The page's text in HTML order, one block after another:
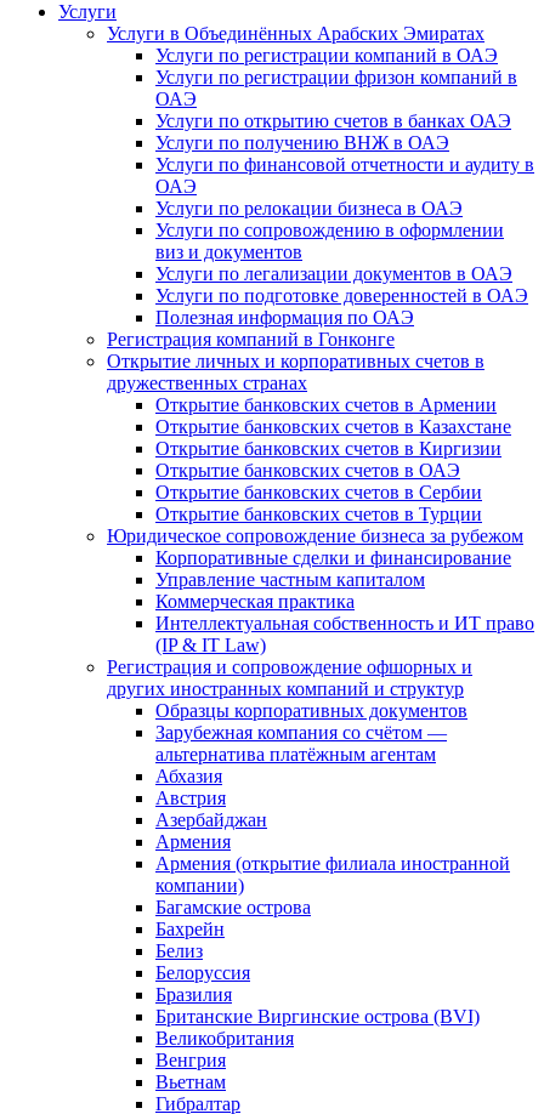
Услуги
Услуги в Объединённых Арабских Эмиратах
Услуги по регистрации компаний в ОАЭ
Услуги по регистрации фризон компаний в
ОАЭ
Услуги по открытию счетов в банках ОАЭ
Услуги по получению ВНЖ в ОАЭ
Услуги по финансовой отчетности и аудиту в
ОАЭ
Услуги по релокации бизнеса в ОАЭ
Услуги по сопровождению в оформлении
виз и документов
Услуги по легализации документов в ОАЭ
Услуги по подготовке доверенностей в ОАЭ
Полезная информация по ОАЭ
Регистрация компаний в Гонконге
Открытие личных и корпоративных счетов в
дружественных странах
Открытие банковских счетов в Армении
Открытие банковских счетов в Казахстане
Открытие банковских счетов в Киргизии
Открытие банковских счетов в ОАЭ
Открытие банковских счетов в Сербии
Открытие банковских счетов в Турции
Юридическое сопровождение бизнеса за рубежом
Корпоративные сделки и финансирование
Управление частным капиталом
Коммерческая практика
Интеллектуальная собственность и ИТ право
(IP & IT Law)
Регистрация и сопровождение офшорных и
других иностранных компаний и структур
Образцы корпоративных документов
Зарубежная компания со счётом —
альтернатива платёжным агентам
Абхазия
Австрия
Азербайджан
Армения
Армения (открытие филиала иностранной
компании)
Багамские острова
Бахрейн
Белиз
Белоруссия
Бразилия
Британские Виргинские острова (BVI)
Великобритания
Венгрия
Вьетнам
Гибралтар